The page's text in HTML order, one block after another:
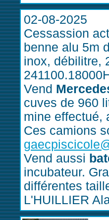
02-08-2025
Cessassion
benne alu 5m
inox, débilitre,
Vend
cuves de 960
mine effectué,
Ces camions
Vend aussi
incubateur.
différentes
L'HUILLIER